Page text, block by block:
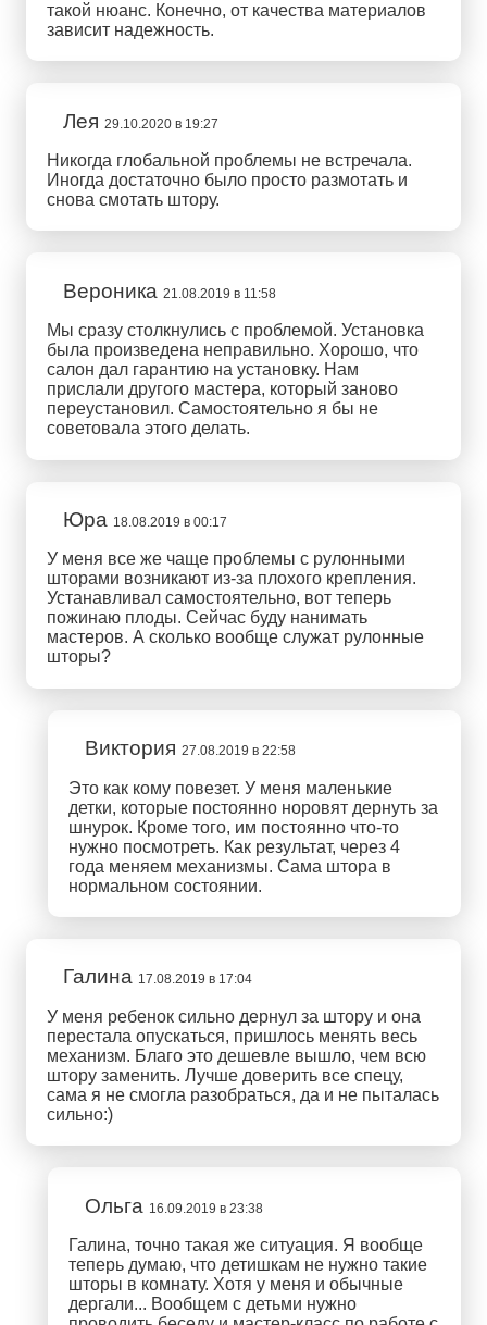
такой нюанс. Конечно, от качества материалов
зависит надежность.
Лея 29.10.2020 в 19:27
Никогда глобальной проблемы не встречала.
Иногда достаточно было просто размотать и
снова смотать штору.
Вероника 21.08.2019 в 11:58
Мы сразу столкнулись с проблемой. Установка
была произведена неправильно. Хорошо, что
салон дал гарантию на установку. Нам
прислали другого мастера, который заново
переустановил. Самостоятельно я бы не
советовала этого делать.
Юра 18.08.2019 в 00:17
У меня все же чаще проблемы с рулонными
шторами возникают из-за плохого крепления.
Устанавливал самостоятельно, вот теперь
пожинаю плоды. Сейчас буду нанимать
мастеров. А сколько вообще служат рулонные
шторы?
Виктория 27.08.2019 в 22:58
Это как кому повезет. У меня маленькие
детки, которые постоянно норовят дернуть за
шнурок. Кроме того, им постоянно что-то
нужно посмотреть. Как результат, через 4
года меняем механизмы. Сама штора в
нормальном состоянии.
Галина 17.08.2019 в 17:04
У меня ребенок сильно дернул за штору и она
перестала опускаться, пришлось менять весь
механизм. Благо это дешевле вышло, чем всю
штору заменить. Лучше доверить все спецу,
сама я не смогла разобраться, да и не пыталась
сильно:)
Ольга 16.09.2019 в 23:38
Галина, точно такая же ситуация. Я вообще
теперь думаю, что детишкам не нужно такие
шторы в комнату. Хотя у меня и обычные
дергали... Вообщем с детьми нужно